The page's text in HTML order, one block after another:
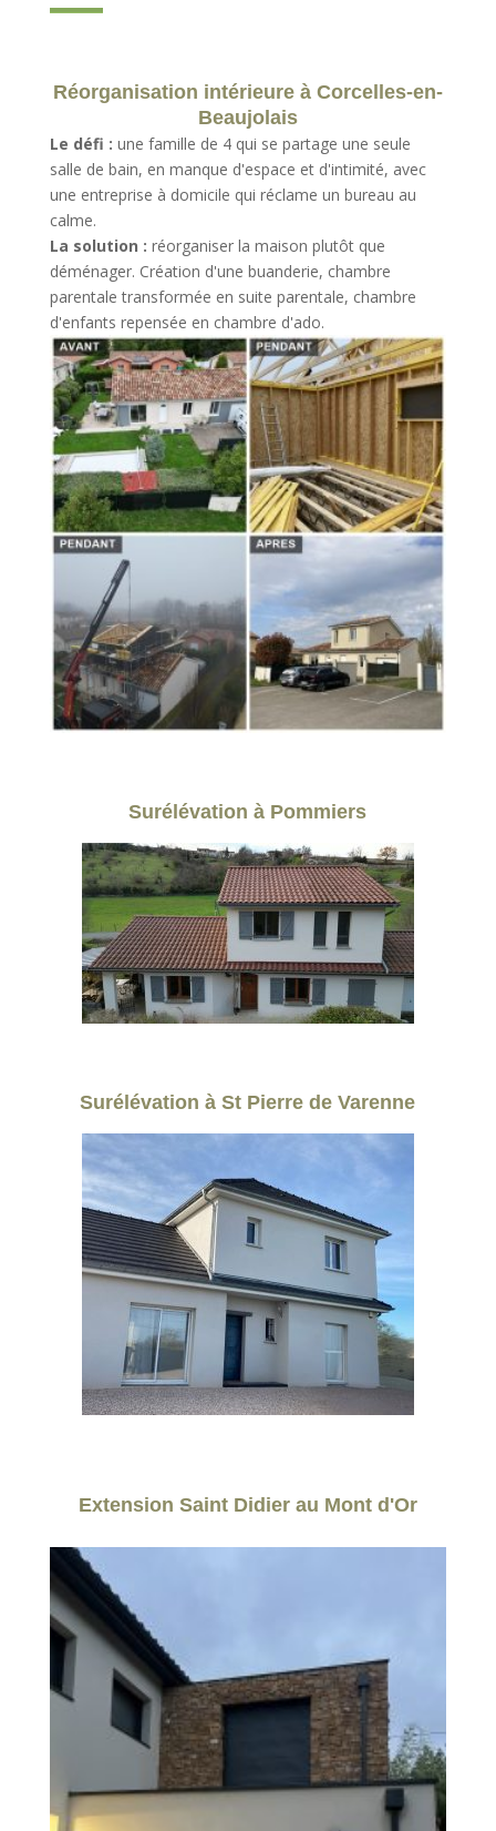
Réorganisation intérieure à Corcelles-en-
Beaujolais
Le défi : une famille de 4 qui se partage une seule
salle de bain, en manque d'espace et d'intimité, avec
une entreprise à domicile qui réclame un bureau au
calme.
La solution : réorganiser la maison plutôt que
déménager. Création d'une buanderie, chambre
parentale transformée en suite parentale, chambre
d'enfants repensée en chambre d'ado.
Surélévation à Pommiers
Surélévation à St Pierre de Varenne
Extension Saint Didier au Mont d'Or